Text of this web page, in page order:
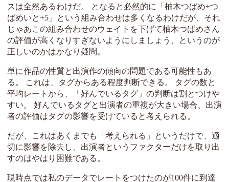
スは全然あるわけだ。 となると必然的に「柚木つばめ+つ
ばめいと+5」という組み合わせは多くなるわけだが、それ
じゃあこの組み合わせのウェイトを下げて柚木つばめさん
の評価が高くなりすぎないようにしましょう、というのが
正しいのかはかなり疑問。
単に作品の性質と出演作の傾向の問題である可能性もあ
る。 これは、タグからある程度判断できる。 タグの数と
平均レートから、「好んでいるタグ」の判断は割とつけや
すい。 好んでいるタグと出演者の重複が大きい場合、出演
者の評価はタグの影響を受けていると考えられる。
だが、これはあくまでも「考えられる」というだけで、適
切に影響を除去し、出演者というファクターだけを取り出
すのはやはり困難である。
現時点では私のデータでレートをつけたのが100件に到達